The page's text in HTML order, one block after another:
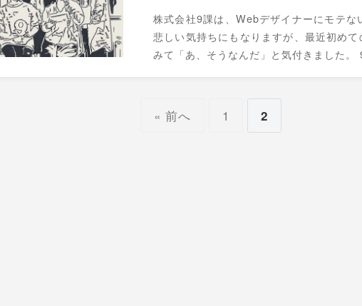
株式会社9課は、Webデザイナーにモテな
悲しい気持ちにもなりますが、最近初め
みて「あ、そうなんだ」と気付きました
« 前へ 1 2